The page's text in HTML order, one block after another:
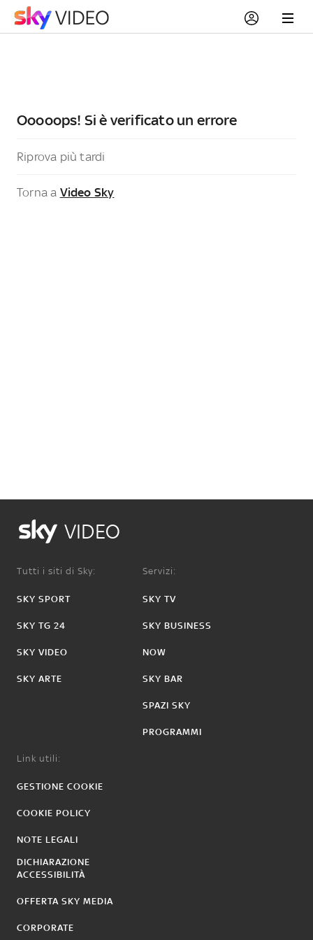
Ooooops! Si è verificato un errore
Riprova più tardi
Torna a Video Sky
VIDEO
Tutti i siti di Sky:
SKY SPORT
SKY TG 24
SKY VIDEO
SKY ARTE
Servizi:
SKY TV
SKY BUSINESS
NOW
SKY BAR
SPAZI SKY
PROGRAMMI
Link utili:
GESTIONE COOKIE
COOKIE POLICY
NOTE LEGALI
DICHIARAZIONE
ACCESSIBILITÀ
OFFERTA SKY MEDIA
CORPORATE